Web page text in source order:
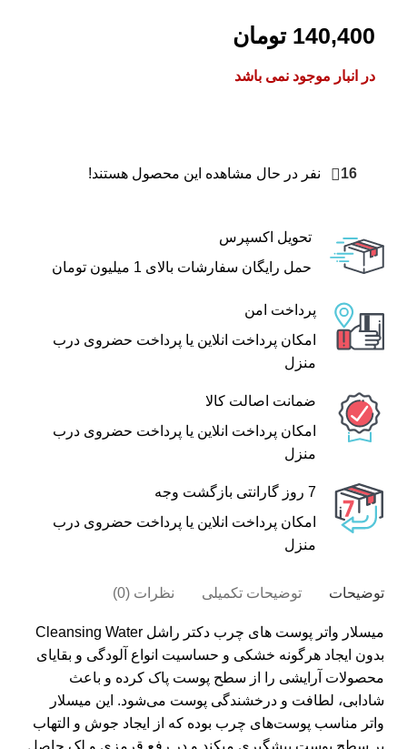
140,400 تومان
در انبار موجود نمی باشد
16 نفر در حال مشاهده این محصول هستند!
تحویل اکسپرس
حمل رایگان سفارشات بالای 1 میلیون تومان
پرداخت امن
امکان پرداخت انلاین یا پرداخت حضروی درب
منزل
ضمانت اصالت کالا
امکان پرداخت انلاین یا پرداخت حضروی درب
منزل
7 روز گارانتی بازگشت وجه
امکان پرداخت انلاین یا پرداخت حضروی درب
منزل
توضیحات توضیحات تکمیلی نظرات (0)
میسلار واتر پوست های چرب دکتر راشل Cleansing Water
بدون ایجاد هرگونه خشکی و حساسیت انواع آلودگی و بقایای
محصولات آرایشی را از سطح پوست پاک کرده و باعث
شادابی، لطافت و درخشندگی پوست می‌شود. این میسلار
واتر مناسب پوست‌‌های چرب بوده که از ایجاد جوش و التهاب
بر سطح پوست پیشگیری میکند و در رفع قرمزی و لک حاصل